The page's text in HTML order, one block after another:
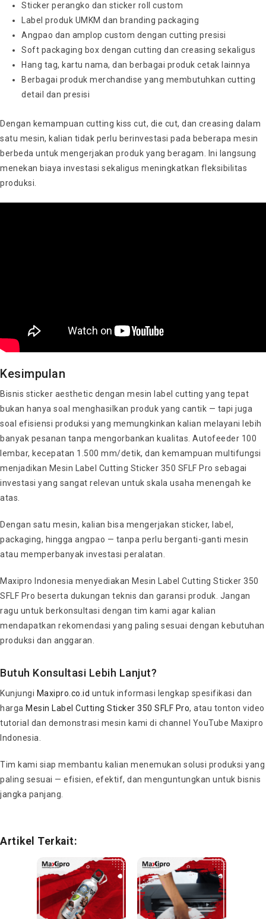
Sticker perangko dan sticker roll custom
Label produk UMKM dan branding packaging
Angpao dan amplop custom dengan cutting presisi
Soft packaging box dengan cutting dan creasing sekaligus
Hang tag, kartu nama, dan berbagai produk cetak lainnya
Berbagai produk merchandise yang membutuhkan cutting
detail dan presisi
Dengan kemampuan cutting kiss cut, die cut, dan creasing dalam
satu mesin, kalian tidak perlu berinvestasi pada beberapa mesin
berbeda untuk mengerjakan produk yang beragam. Ini langsung
menekan biaya investasi sekaligus meningkatkan fleksibilitas
produksi.
Kesimpulan
Bisnis sticker aesthetic dengan mesin label cutting yang tepat
bukan hanya soal menghasilkan produk yang cantik — tapi juga
soal efisiensi produksi yang memungkinkan kalian melayani lebih
banyak pesanan tanpa mengorbankan kualitas. Autofeeder 100
lembar, kecepatan 1.500 mm/detik, dan kemampuan multifungsi
menjadikan Mesin Label Cutting Sticker 350 SFLF Pro sebagai
investasi yang sangat relevan untuk skala usaha menengah ke
atas.
Dengan satu mesin, kalian bisa mengerjakan sticker, label,
packaging, hingga angpao — tanpa perlu berganti-ganti mesin
atau memperbanyak investasi peralatan.
Maxipro Indonesia menyediakan Mesin Label Cutting Sticker 350
SFLF Pro beserta dukungan teknis dan garansi produk. Jangan
ragu untuk berkonsultasi dengan tim kami agar kalian
mendapatkan rekomendasi yang paling sesuai dengan kebutuhan
produksi dan anggaran.
Butuh Konsultasi Lebih Lanjut?
Kunjungi Maxipro.co.id untuk informasi lengkap spesifikasi dan
harga Mesin Label Cutting Sticker 350 SFLF Pro, atau tonton video
tutorial dan demonstrasi mesin kami di channel YouTube Maxipro
Indonesia.
Tim kami siap membantu kalian menemukan solusi produksi yang
paling sesuai — efisien, efektif, dan menguntungkan untuk bisnis
jangka panjang.
Artikel Terkait: